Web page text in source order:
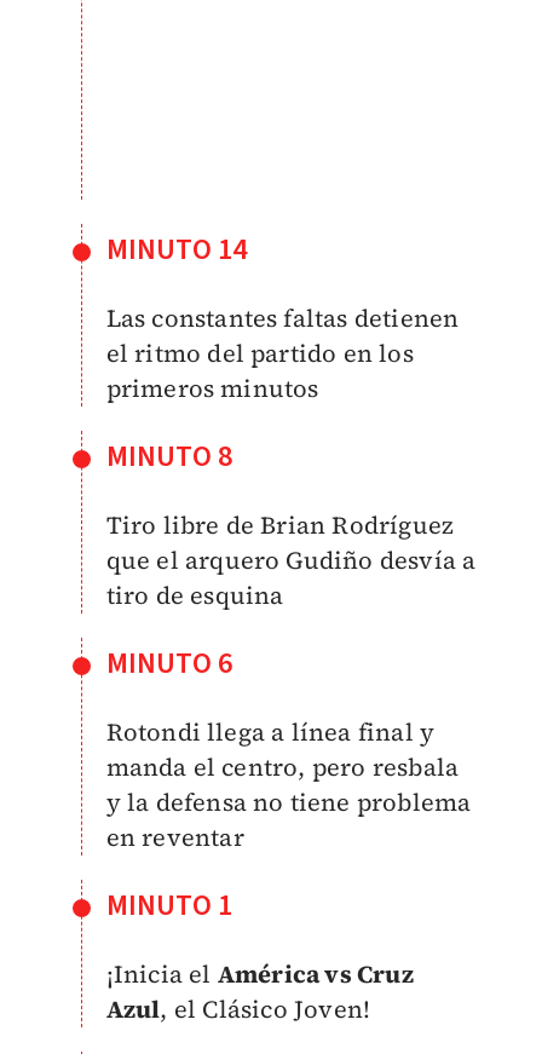
MINUTO 14
Las constantes faltas detienen
el ritmo del partido en los
primeros minutos
MINUTO 8
Tiro libre de Brian Rodríguez
que el arquero Gudiño desvía a
tiro de esquina
MINUTO 6
Rotondi llega a línea final y
manda el centro, pero resbala
y la defensa no tiene problema
en reventar
MINUTO 1
¡Inicia el América vs Cruz
Azul, el Clásico Joven!